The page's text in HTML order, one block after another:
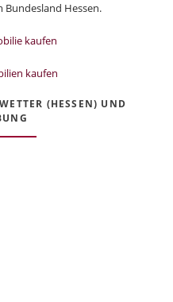
Hessen.
kaufen
kaufen
(HESSEN) UND